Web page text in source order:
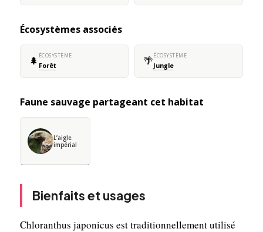
Écosystèmes associés
🌲 ÉCOSYSTÈME
Forêt 🌴ÉCOSYSTÈME
Jungle
Faune sauvage partageant cet habitat
L’aigle
impérial
Bienfaits et usages
Chloranthus japonicus est traditionnellement utilisé